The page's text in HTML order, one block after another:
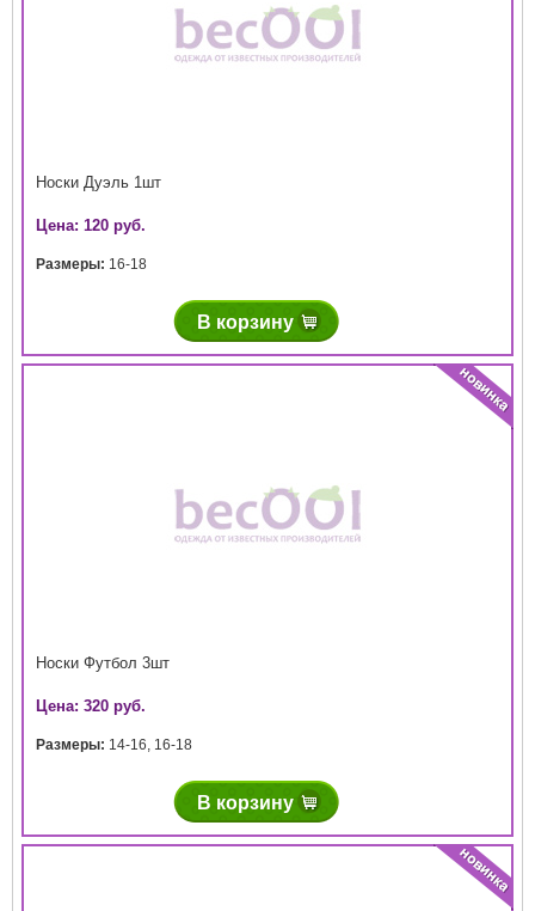
Носки Дуэль 1шт
Цена: 120 руб.
Размеры: 16-18
В корзину
Носки Футбол 3шт
Цена: 320 руб.
Размеры: 14-16, 16-18
В корзину